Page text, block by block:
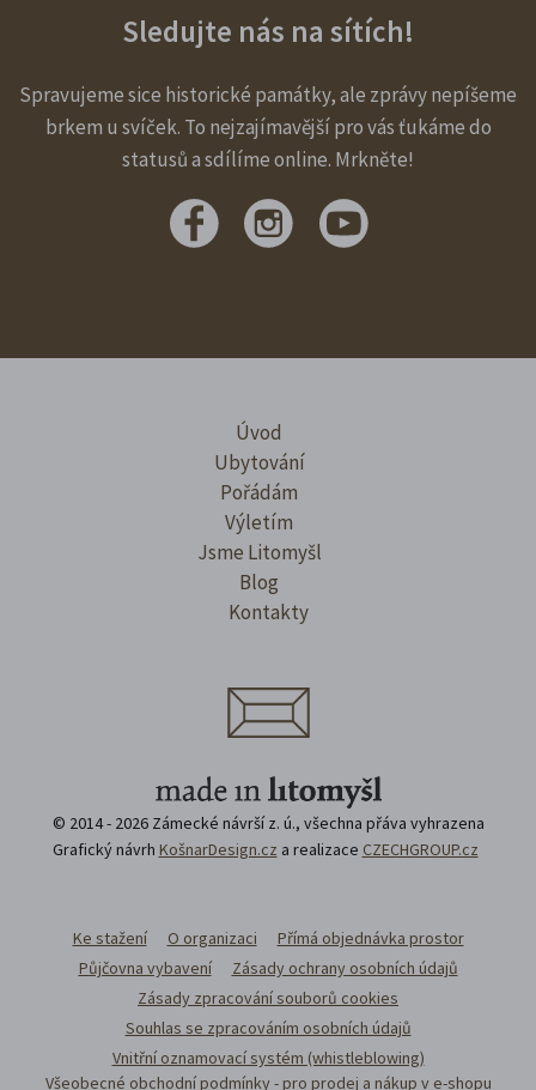
Sledujte nás na sítích!
Spravujeme sice historické památky, ale zprávy nepíšeme
brkem u svíček. To nejzajímavější pro vás ťukáme do
statusů a sdílíme online. Mrkněte!
Úvod
Ubytování
Pořádám
Výletím
Jsme Litomyšl
Blog
Kontakty
© 2014 - 2026 Zámecké návrší z. ú., všechna přáva vyhrazena
Grafický návrh KošnarDesign.cz a realizace CZECHGROUP.cz
Ke stažení O organizaci
Přímá objednávka prostor
Půjčovna vybavení
Zásady ochrany osobních údajů
Zásady zpracování souborů cookies
Souhlas se zpracováním osobních údajů
Vnitřní oznamovací systém (whistleblowing)
Všeobecné obchodní podmínky - pro prodej a nákup v e-shopu